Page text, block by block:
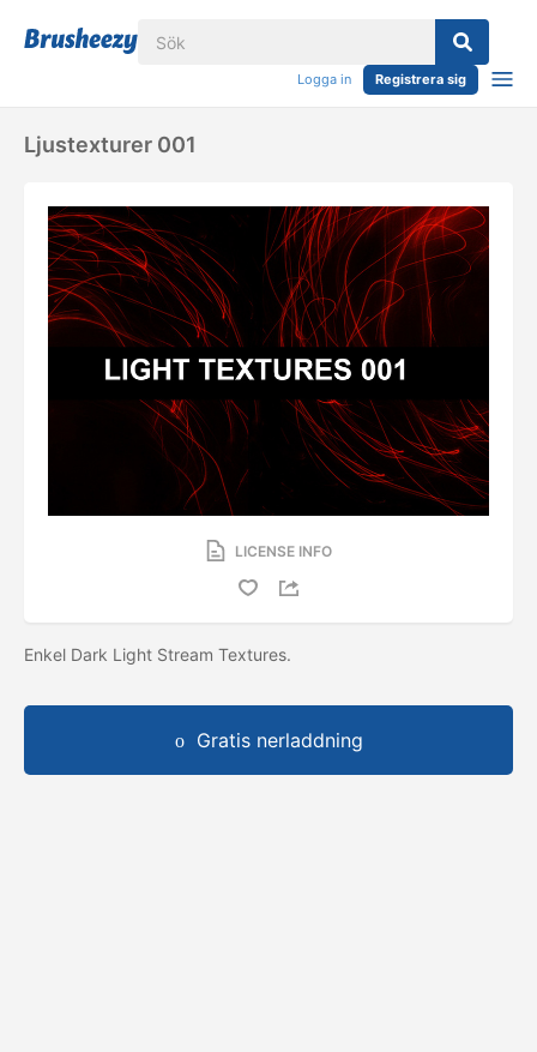
Logga in Registrera sig
Ljustexturer 001
LICENSE INFO
Enkel Dark Light Stream Textures.
Gratis nerladdning